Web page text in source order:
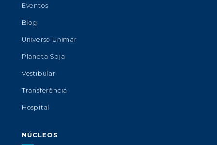
Eventos
Blog
Universo Unimar
Planeta Soja
Vestibular
Transferência
Hospital
NÚCLEOS